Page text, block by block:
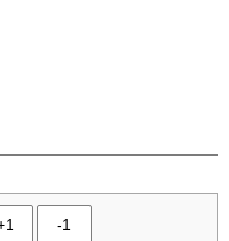
-1